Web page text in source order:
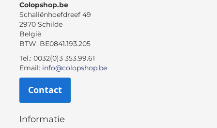
Colopshop.be
Schaliënhoefdreef 49
2970 Schilde
België
BTW: BE0841.193.205
Tel.: 0032(0)3 353.99.61
Email: info@colopshop.be
Contact
Informatie